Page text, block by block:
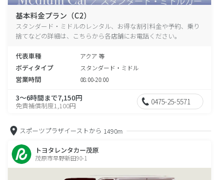
基本料金プラン（C2）
スタンダード・ミドルのレンタル、お得な割引料金や予約、乗り
捨てなどの詳細は、こちらから各店舗にお電話ください。
代表車種 アクア 等
ボディタイプ スタンダード・ミドル
営業時間 08:00-20:00
3～6時間まで7,150円
免責補償制度1,100円 0475-25-5571
スポーツプラザイーストから 1490m
トヨタレンタカー茂原
茂原市早野新田90-1